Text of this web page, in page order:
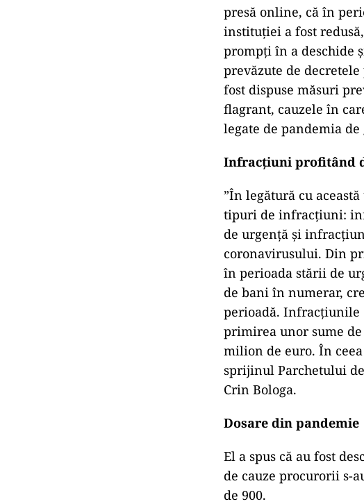
presă online, că în
instituției a fost
prompți în a deschide
prevăzute de
fost dispuse măsuri
flagrant, cauzele în
legate de pandemia
Infracțiuni profitând
”În legătură cu
tipuri de infracțiuni:
de urgență și
coronavirusului. Din
în perioada stării de
de bani în numerar,
perioadă. Infracțiunile
primirea unor sume
milion de euro. În
sprijinul Parchetului
Crin Bologa.
Dosare din pandemie
El a spus că au fost
de cauze procurorii s-
de 900.